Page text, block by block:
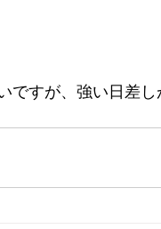
ですが、強い日差し